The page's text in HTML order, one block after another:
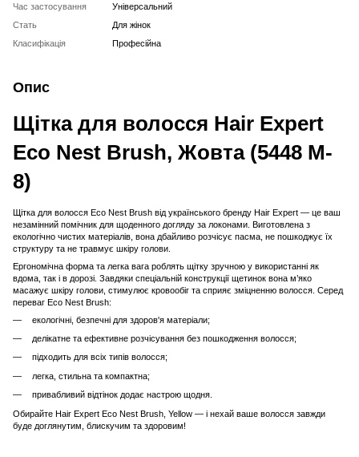
Час застосування
Універсальний
Стать
Для жінок
Класифікація
Професійна
Опис
Щітка для волосся Hair Expert
Eco Nest Brush, Жовта (5448 M-
8)
Щітка для волосся Eco Nest Brush від українського бренду Hair Expert — це ваш
незамінний помічник для щоденного догляду за локонами. Виготовлена з
екологічно чистих матеріалів, вона дбайливо розчісує пасма, не пошкоджує їх
структуру та не травмує шкіру голови.
Ергономічна форма та легка вага роблять щітку зручною у використанні як
вдома, так і в дорозі. Завдяки спеціальній конструкції щетинок вона м’яко
масажує шкіру голови, стимулює кровообіг та сприяє зміцненню волосся. Серед
переваг Eco Nest Brush:
екологічні, безпечні для здоров'я матеріали;
делікатне та ефективне розчісування без пошкодження волосся;
підходить для всіх типів волосся;
легка, стильна та компактна;
привабливий відтінок додає настрою щодня.
Обирайте Hair Expert Eco Nest Brush, Yellow — і нехай ваше волосся завжди
буде доглянутим, блискучим та здоровим!